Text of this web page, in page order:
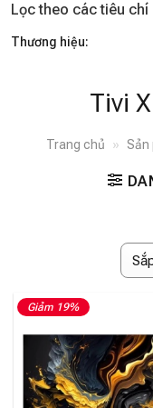
Lọc theo các tiêu chí
Thương hiệu:
Tivi
Trang chủ » Sản
Giảm 19%